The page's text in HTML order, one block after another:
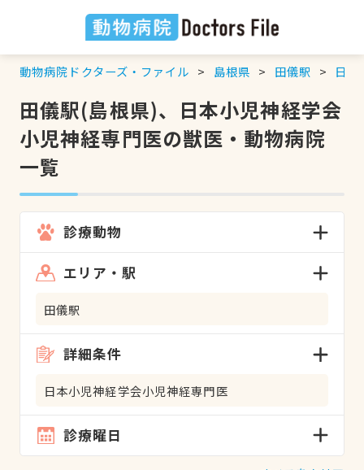
動物病院ドクターズ・ファイル 島根県 田儀駅 日本
田儀駅(島根県)、日本小児神経学会
小児神経専門医の獣医・動物病院
一覧
診療動物
エリア・駅
田儀駅
詳細条件
日本小児神経学会小児神経専門医
診療曜日